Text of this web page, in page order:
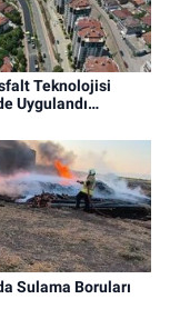
Teknolojisi
Uygulandı…
Sulama Boruları